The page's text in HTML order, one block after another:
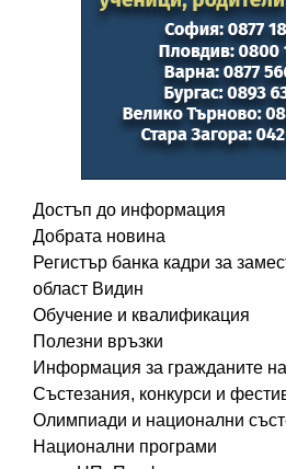
Достъп до информация
Добрата новина
Регистър банка кадри за
област Видин
Обучение и квалификация
Полезни връзки
Информация за гражданите
Състезания, конкурси и
Олимпиади и национални
Национални програми